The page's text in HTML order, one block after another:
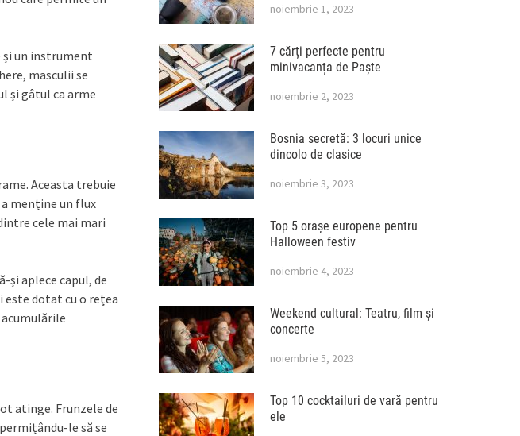
un instrument
masculii se
și gâtul ca arme
Aceasta trebuie
menține un flux
cele mai mari
și aplece capul, de
este dotat cu o rețea
acumulările
atinge. Frunzele de
le să se
noiembrie 1, 2023
7 cărți perfecte pentru
minivacanța de Paște
noiembrie 2, 2023
Bosnia secretă: 3 locuri unice
dincolo de clasice
noiembrie 3, 2023
Top 5 orașe europene pentru
Halloween festiv
noiembrie 4, 2023
Weekend cultural: Teatru, film și
concerte
noiembrie 5, 2023
Top 10 cocktailuri de vară pentru
ele